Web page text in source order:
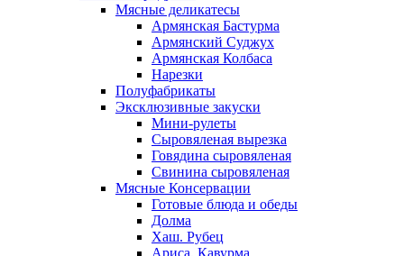
Мясные деликатесы
Армянская Бастурма
Армянский Суджух
Армянская Колбаса
Нарезки
Полуфабрикаты
Эксклюзивные закуски
Мини-рулеты
Сыровяленая вырезка
Говядина сыровяленая
Свинина сыровяленая
Мясные Консервации
Готовые блюда и обеды
Долма
Хаш. Рубец
Ариса. Кавурма